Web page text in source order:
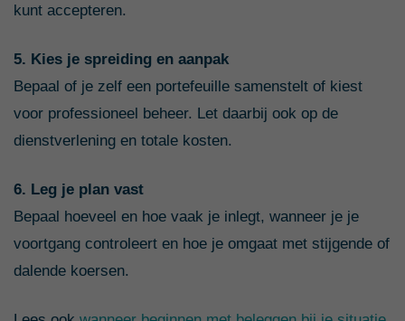
kunt accepteren.
5. Kies je spreiding en aanpak
Bepaal of je zelf een portefeuille samenstelt of kiest
voor professioneel beheer. Let daarbij ook op de
dienstverlening en totale kosten.
6. Leg je plan vast
Bepaal hoeveel en hoe vaak je inlegt, wanneer je je
voortgang controleert en hoe je omgaat met stijgende of
dalende koersen.